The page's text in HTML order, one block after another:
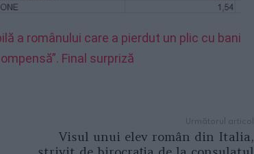
a românului care a pierdut un plic cu bani
Final surpriză
Următorul articol
Visul unui elev român din Italia,